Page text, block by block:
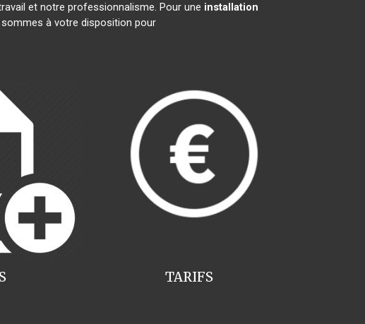
et notre professionnalisme. Pour une installation
à votre disposition pour
TARIFS